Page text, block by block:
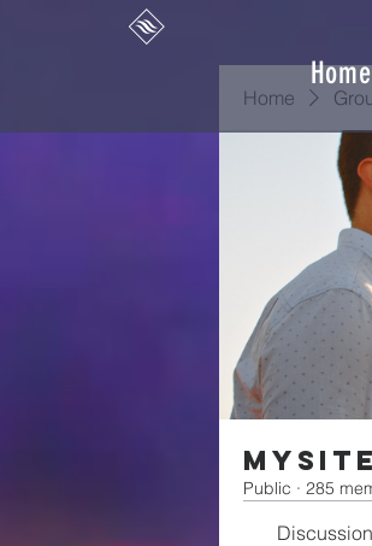
Home
Home
Public · 285
Discussion